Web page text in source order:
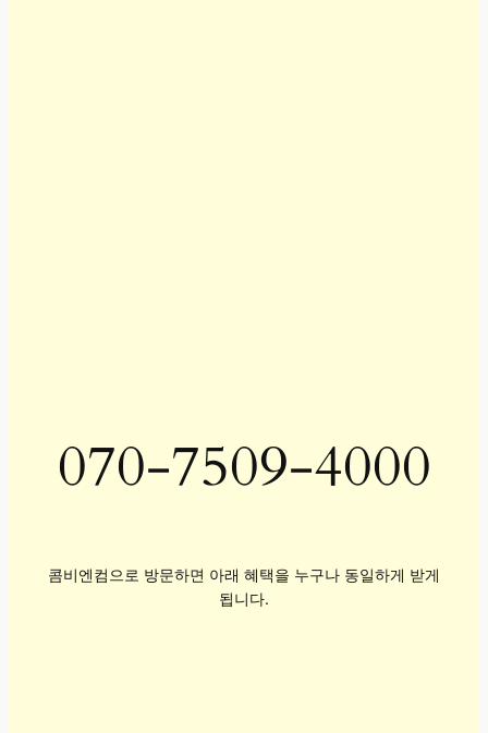
070-7509-4000
콤비엔컴으로 방문하면 아래 혜택을 누구나 동일하게 받게
됩니다.